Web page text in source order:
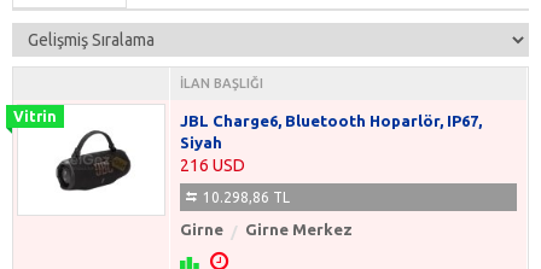
İLAN BAŞLIĞI
JBL Charge6, Bluetooth Hoparlör, IP67,
Siyah
216 USD
10.298,86 TL
Girne Girne Merkez